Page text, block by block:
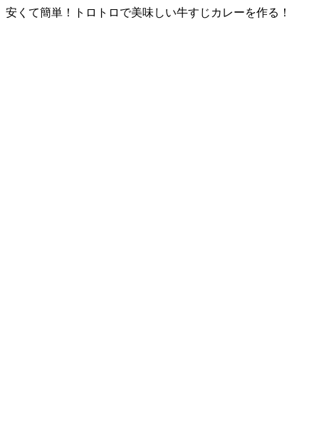
安くて簡単！トロトロで美味しい牛すじカレーを作る！